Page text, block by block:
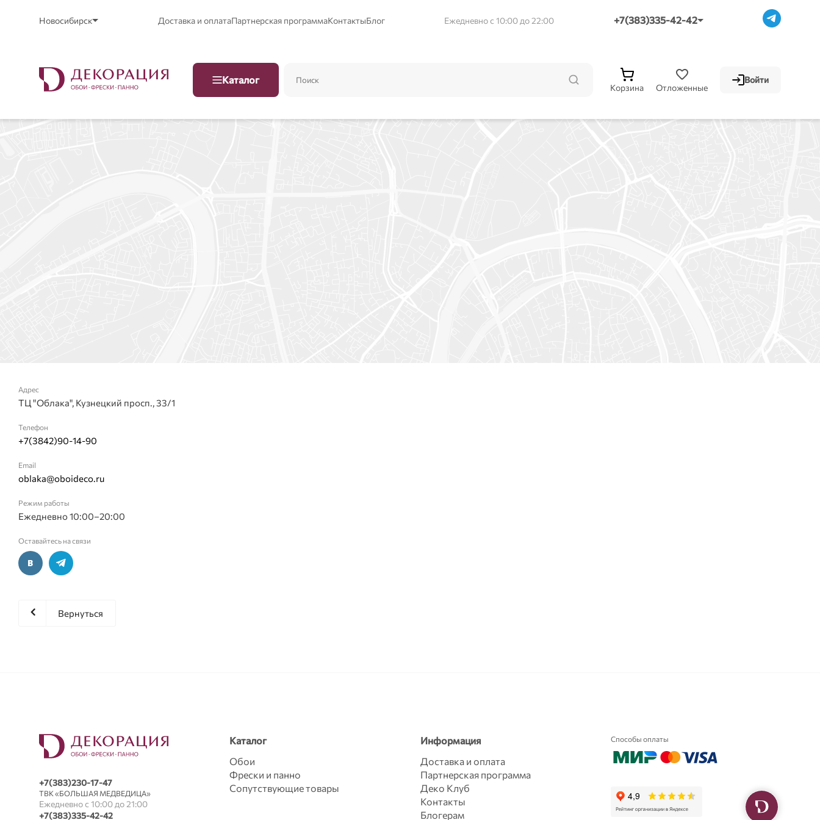
Новосибирск Доставка и оплатаПартнерская программаКонтактыБлог Ежедневно с 10:00 до 22:00 +7(383)335-42-42
Каталог
Отложенные
Корзина
Войти
Адрес
ТЦ "Облака", Кузнецкий просп., 33/1
Телефон
+7(3842)90-14-90
Email
oblaka@oboideco.ru
Режим работы
Ежедневно 10:00–20:00
Оставайтесь на связи
Вернуться
+7(383)230-17-47
ТВК «БОЛЬШАЯ МЕДВЕДИЦА»
Ежедневно с 10:00 до 21:00
+7(383)335-42-42
Каталог
Обои
Фрески и панно
Сопутствующие товары
Информация
Доставка и оплата
Партнерская программа
Деко Клуб
Контакты
Блогерам
Способы оплаты